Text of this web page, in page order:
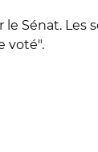
Sénat. Les
voté".